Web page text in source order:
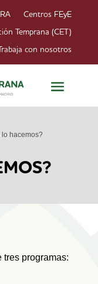
Centros FEyE
Temprana (CET)
Trabaja con nosotros
lo hacemos?
tres programas: